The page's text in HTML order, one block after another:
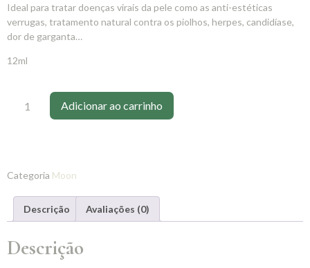
Ideal para tratar doenças virais da pele como as anti-estéticas
verrugas, tratamento natural contra os piolhos, herpes, candidíase,
dor de garganta…
12ml
Adicionar ao carrinho
Categoria Moon
Descrição Avaliações (0)
Descrição